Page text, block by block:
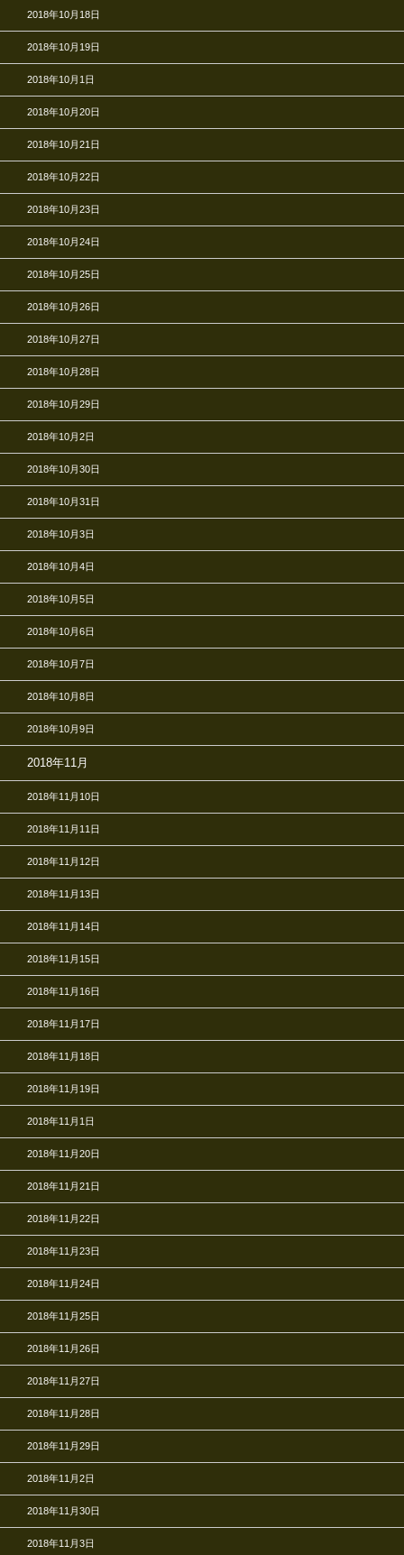
2018年10月18日
2018年10月19日
2018年10月1日
2018年10月20日
2018年10月21日
2018年10月22日
2018年10月23日
2018年10月24日
2018年10月25日
2018年10月26日
2018年10月27日
2018年10月28日
2018年10月29日
2018年10月2日
2018年10月30日
2018年10月31日
2018年10月3日
2018年10月4日
2018年10月5日
2018年10月6日
2018年10月7日
2018年10月8日
2018年10月9日
2018年11月
2018年11月10日
2018年11月11日
2018年11月12日
2018年11月13日
2018年11月14日
2018年11月15日
2018年11月16日
2018年11月17日
2018年11月18日
2018年11月19日
2018年11月1日
2018年11月20日
2018年11月21日
2018年11月22日
2018年11月23日
2018年11月24日
2018年11月25日
2018年11月26日
2018年11月27日
2018年11月28日
2018年11月29日
2018年11月2日
2018年11月30日
2018年11月3日